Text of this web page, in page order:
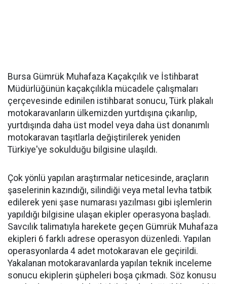
Bursa Gümrük Muhafaza Kaçakçılık ve İstihbarat
Müdürlüğünün kaçakçılıkla mücadele çalışmaları
çerçevesinde edinilen istihbarat sonucu, Türk plakalı
motokaravanların ülkemizden yurtdışına çıkarılıp,
yurtdışında daha üst model veya daha üst donanımlı
motokaravan taşıtlarla değiştirilerek yeniden
Türkiye'ye sokulduğu bilgisine ulaşıldı.
Çok yönlü yapılan araştırmalar neticesinde, araçların
şaselerinin kazındığı, silindiği veya metal levha tatbik
edilerek yeni şase numarası yazılması gibi işlemlerin
yapıldığı bilgisine ulaşan ekipler operasyona başladı.
Savcılık talimatıyla harekete geçen Gümrük Muhafaza
ekipleri 6 farklı adrese operasyon düzenledi. Yapılan
operasyonlarda 4 adet motokaravan ele geçirildi.
Yakalanan motokaravanlarda yapılan teknik inceleme
sonucu ekiplerin şüpheleri boşa çıkmadı. Söz konusu